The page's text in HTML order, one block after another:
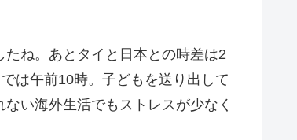
ね。あとタイと日本との時差は2
は午前10時。子どもを送り出して
い海外生活でもストレスが少なく